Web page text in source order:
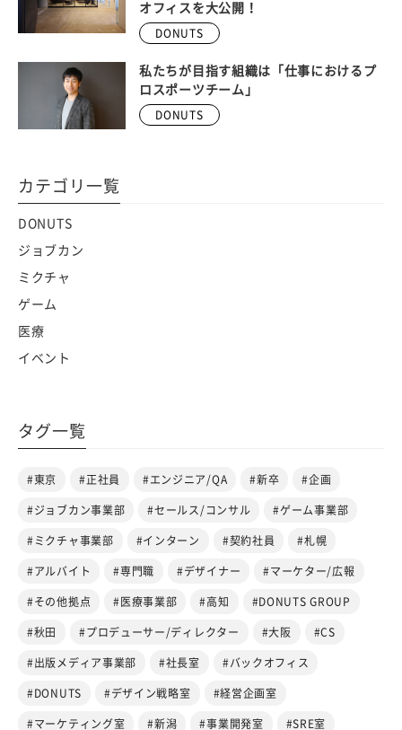
オフィスを大公開！
DONUTS
私たちが目指す組織は「仕事におけるプ
ロスポーツチーム」
DONUTS
カテゴリ一覧
DONUTS
ジョブカン
ミクチャ
ゲーム
医療
イベント
タグ一覧
#東京 #正社員 #エンジニア/QA #新卒 #企画
#ジョブカン事業部 #セールス/コンサル #ゲーム事業部
#ミクチャ事業部 #インターン #契約社員 #札幌
#アルバイト #専門職 #デザイナー #マーケター/広報
#その他拠点 #医療事業部 #高知 #DONUTS GROUP
#秋田 #プロデューサー/ディレクター #大阪 #CS
#出版メディア事業部 #社長室 #バックオフィス
#DONUTS #デザイン戦略室 #経営企画室
#マーケティング室 #新潟 #事業開発室 #SRE室